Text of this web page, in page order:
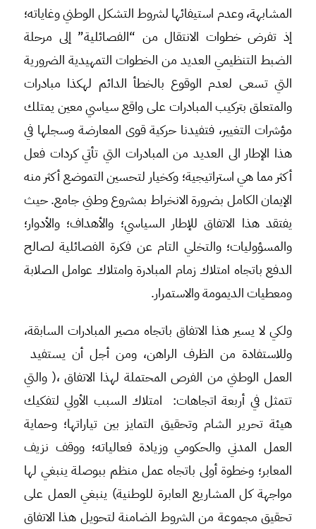
المشابهة، وعدم استيفائها لشروط التشكل الوطني وغاياته؛
إذ تفرض خطوات الانتقال من “الفصائلية” إلى مرحلة
الضبط التنظيمي العديد من الخطوات التمهيدية الضرورية
التي تسعى لعدم الوقوع بالخطأ الدائم لهكذا مبادرات
والمتعلق بتركيب المبادرات على واقع سياسي معين يمتلك
مؤشرات التغيير، فتفيدنا حركية قوى المعارضة وسجلها في
هذا الإطار الى العديد من المبادرات التي تأتي كردات فعل
أكثر مما هي استراتيجية؛ وكخيار لتحسين التموضع أكثر منه
الإيمان الكامل بضرورة الانخراط بمشروع وطني جامع. حيث
يفتقد هذا الاتفاق للإطار السياسي؛ والأهداف؛ والأدوار؛
والمسؤوليات؛ والتخلي التام عن فكرة الفصائلية لصالح
الدفع باتجاه امتلاك زمام المبادرة وامتلاك عوامل الصلابة
ومعطيات الديمومة والاستمرار.
ولكي لا يسير هذا الاتفاق باتجاه مصير المبادرات السابقة،
وللاستفادة من الظرف الراهن، ومن أجل أن يستفيد
العمل الوطني من الفرص المحتملة لهذا الاتفاق ،( والتي
تتمثل في أربعة اتجاهات: امتلاك السبب الأولي لتفكيك
هيئة تحرير الشام وتحقيق التمايز بين تياراتها؛ وحماية
العمل المدني والحكومي وزيادة فعالياته؛ ووقف نزيف
المعابر؛ وخطوة أولى باتجاه عمل منظم ببوصلة ينبغي لها
مواجهة كل المشاريع العابرة للوطنية) ينبغي العمل على
تحقيق مجموعة من الشروط الضامنة لتحويل هذا الاتفاق